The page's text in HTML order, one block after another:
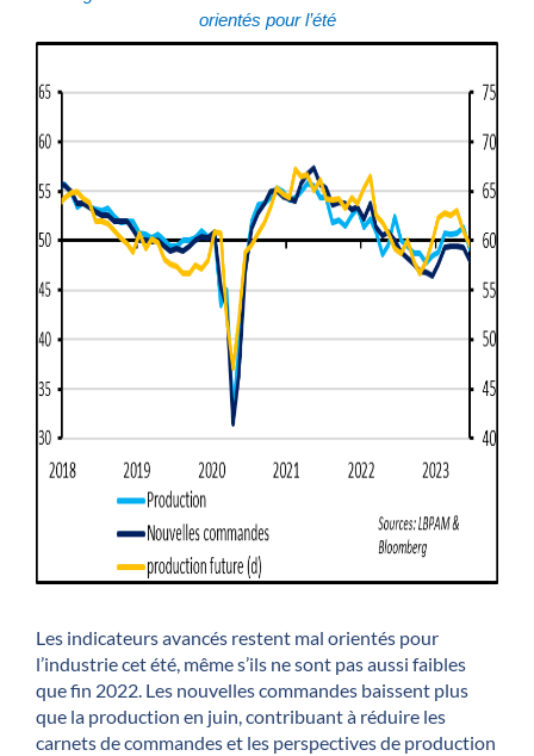
orientés pour l’été
Les indicateurs avancés restent mal orientés pour
l’industrie cet été, même s’ils ne sont pas aussi faibles
que fin 2022. Les nouvelles commandes baissent plus
que la production en juin, contribuant à réduire les
carnets de commandes et les perspectives de production